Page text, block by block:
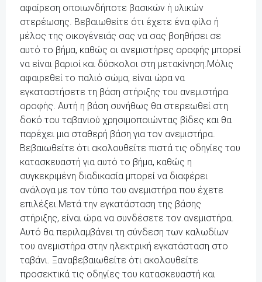
αφαίρεση οποιωνδήποτε βασικών ή υλικών
στερέωσης. Βεβαιωθείτε ότι έχετε ένα φίλο ή
μέλος της οικογένειάς σας να σας βοηθήσει σε
αυτό το βήμα, καθώς οι ανεμιστήρες οροφής μπορεί
να είναι βαριοί και δύσκολοι στη μετακίνηση.Μόλις
αφαιρεθεί το παλιό σώμα, είναι ώρα να
εγκαταστήσετε τη βάση στήριξης του ανεμιστήρα
οροφής. Αυτή η βάση συνήθως θα στερεωθεί στη
δοκό του ταβανιού χρησιμοποιώντας βίδες και θα
παρέχει μια σταθερή βάση για τον ανεμιστήρα.
Βεβαιωθείτε ότι ακολουθείτε πιστά τις οδηγίες του
κατασκευαστή για αυτό το βήμα, καθώς η
συγκεκριμένη διαδικασία μπορεί να διαφέρει
ανάλογα με τον τύπο του ανεμιστήρα που έχετε
επιλέξει.Μετά την εγκατάσταση της βάσης
στήριξης, είναι ώρα να συνδέσετε τον ανεμιστήρα.
Αυτό θα περιλαμβάνει τη σύνδεση των καλωδίων
του ανεμιστήρα στην ηλεκτρική εγκατάσταση στο
ταβάνι. Ξαναβεβαιωθείτε ότι ακολουθείτε
προσεκτικά τις οδηγίες του κατασκευαστή και